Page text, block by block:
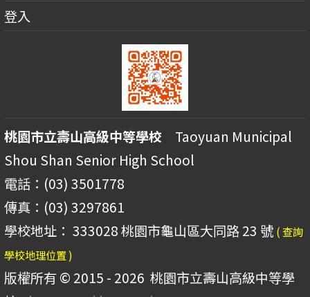
登入
桃園市立壽山高級中等學校 Taoyuan Municipal
Shou Shan Senior High School
電話：(03) 3501778
傳真：(03) 3297861
學校地址： 333028 桃園市龜山區大同路 23 號 ( 查詢
學校地理位置 )
版權所有 © 2015 - 2026 桃園市立壽山高級中等學